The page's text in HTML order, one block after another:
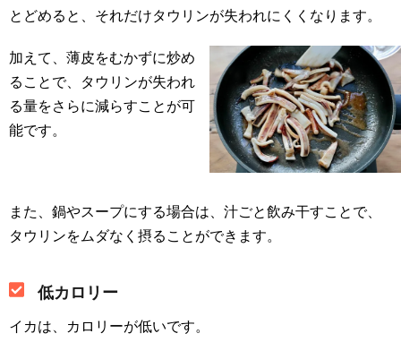
とどめると、それだけタウリンが失われにくくなります。
加えて、薄皮をむかずに炒め
ることで、タウリンが失われ
る量をさらに減らすことが可
能です。
また、鍋やスープにする場合は、汁ごと飲み干すことで、
タウリンをムダなく摂ることができます。
低カロリー
イカは、カロリーが低いです。